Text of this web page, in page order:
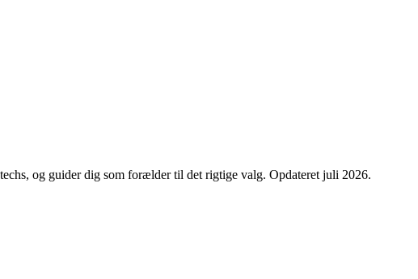
og guider dig som forælder til det rigtige valg. Opdateret juli 2026.